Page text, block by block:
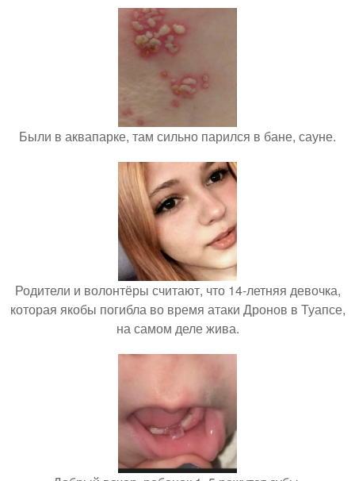
Были в аквапарке, там сильно парился в бане, сауне.
Родители и волонтёры считают, что 14-летняя девочка,
которая якобы погибла во время атаки Дронов в Туапсе,
на самом деле жива.